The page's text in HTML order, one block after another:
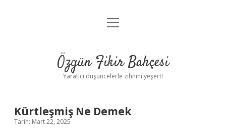
Anasayfa
Yasal Uyarı
menüyü
Özgün Fikir Bahçesi
Yaratıcı düşüncelerle zihnini yeşert!
Kürtleşmiş Ne Demek
Tarih: Mart 22, 2025